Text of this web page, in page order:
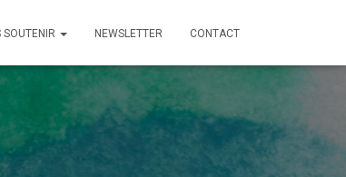
SOUTENIR NEWSLETTER CONTACT